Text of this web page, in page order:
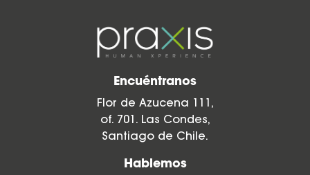
Encuéntranos
Flor de Azucena 111,
of. 701. Las Condes,
Santiago de Chile.
Hablemos